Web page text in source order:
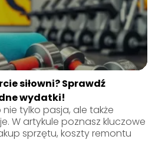
siłowni? Sprawdź
wydatki!
tylko pasja, ale także
W artykule poznasz kluczowe
sprzętu, koszty remontu